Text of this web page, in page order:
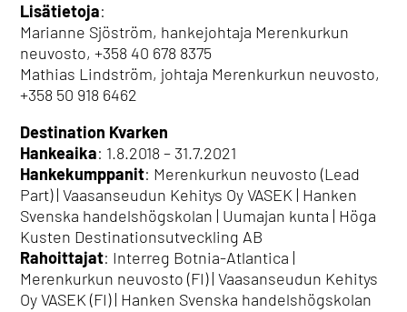
Lisätietoja:
Marianne Sjöström, hankejohtaja Merenkurkun
neuvosto, +358 40 678 8375
Mathias Lindström, johtaja Merenkurkun neuvosto,
+358 50 918 6462
Destination Kvarken
Hankeaika: 1.8.2018 – 31.7.2021
Hankekumppanit: Merenkurkun neuvosto (Lead
Part) | Vaasanseudun Kehitys Oy VASEK | Hanken
Svenska handelshögskolan | Uumajan kunta | Höga
Kusten Destinationsutveckling AB
Rahoittajat: Interreg Botnia-Atlantica |
Merenkurkun neuvosto (FI) | Vaasanseudun Kehitys
Oy VASEK (FI) | Hanken Svenska handelshögskolan